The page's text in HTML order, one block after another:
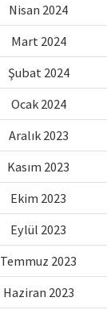
Nisan 2024
Mart 2024
Şubat 2024
Ocak 2024
Aralık 2023
Kasım 2023
Ekim 2023
Eylül 2023
Temmuz 2023
Haziran 2023